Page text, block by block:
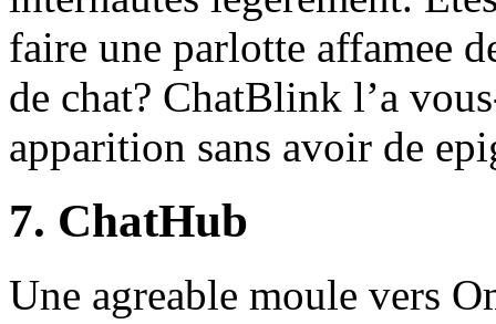
faire une parlotte affamee
de chat? ChatBlink l’a
apparition sans avoir de
7. ChatHub
Une agreable moule vers